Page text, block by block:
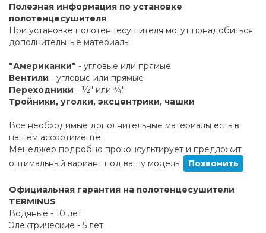
Полезная информация по установке
полотенцесушителя
При установке полотенцесушителя могут понадобиться
дополнительные материалы:
"Американки" - угловые или прямые
Вентили - угловые или прямые
Переходники - ½" или ¾"
Тройники, уголки, эксцентрики, чашки
Все необходимые дополнительные материалы есть в
нашем ассортименте.
Менеджер подробно проконсультирует и предложит
оптимальный вариант под вашу модель.
Позвонить
Официальная гарантия на полотенцесушители
TERMINUS
Водяные - 10 лет
Электрические - 5 лет